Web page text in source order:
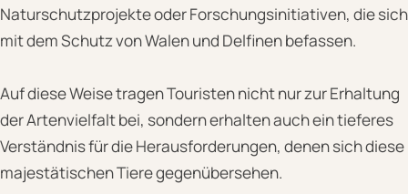
Naturschutzprojekte oder Forschungsinitiativen, die sich
mit dem Schutz von Walen und Delfinen befassen.
Auf diese Weise tragen Touristen nicht nur zur Erhaltung
der Artenvielfalt bei, sondern erhalten auch ein tieferes
Verständnis für die Herausforderungen, denen sich diese
majestätischen Tiere gegenübersehen.